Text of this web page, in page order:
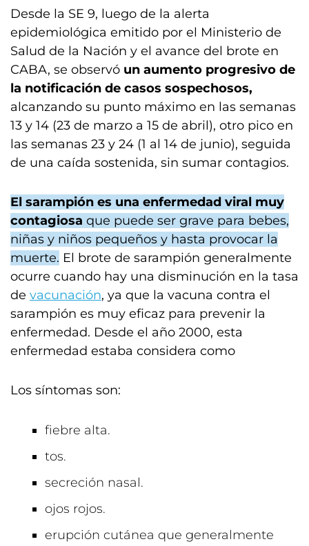
Desde la SE 9, luego de la alerta
epidemiológica emitido por el Ministerio de
Salud de la Nación y el avance del brote en
CABA, se observó un aumento progresivo de
la notificación de casos sospechosos,
alcanzando su punto máximo en las semanas
13 y 14 (23 de marzo a 15 de abril), otro pico en
las semanas 23 y 24 (1 al 14 de junio), seguida
de una caída sostenida, sin sumar contagios.
El sarampión es una enfermedad viral muy
contagiosa que puede ser grave para bebes,
niñas y niños pequeños y hasta provocar la
muerte. El brote de sarampión generalmente
ocurre cuando hay una disminución en la tasa
de vacunación, ya que la vacuna contra el
sarampión es muy eficaz para prevenir la
enfermedad. Desde el año 2000, esta
enfermedad estaba considera como
Los síntomas son:
fiebre alta.
tos.
secreción nasal.
ojos rojos.
erupción cutánea que generalmente